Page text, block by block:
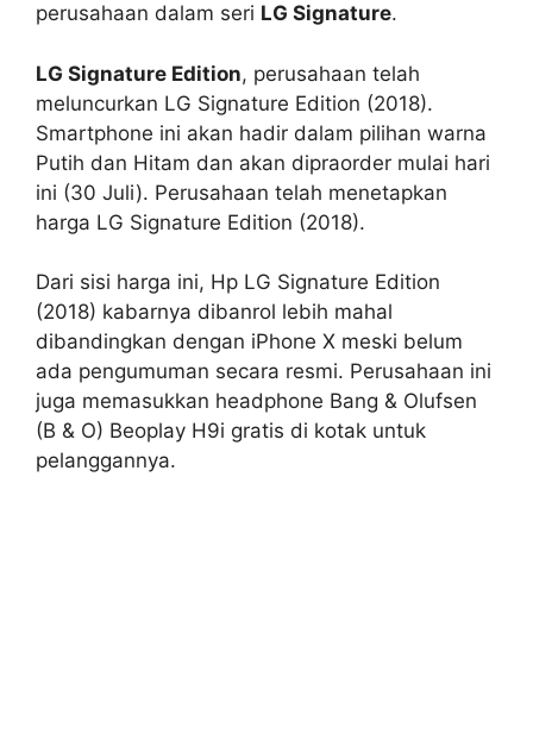
perusahaan dalam seri LG Signature.
LG Signature Edition, perusahaan telah
meluncurkan LG Signature Edition (2018).
Smartphone ini akan hadir dalam pilihan warna
Putih dan Hitam dan akan dipraorder mulai hari
ini (30 Juli). Perusahaan telah menetapkan
harga LG Signature Edition (2018).
Dari sisi harga ini, Hp LG Signature Edition
(2018) kabarnya dibanrol lebih mahal
dibandingkan dengan iPhone X meski belum
ada pengumuman secara resmi. Perusahaan ini
juga memasukkan headphone Bang & Olufsen
(B & O) Beoplay H9i gratis di kotak untuk
pelanggannya.